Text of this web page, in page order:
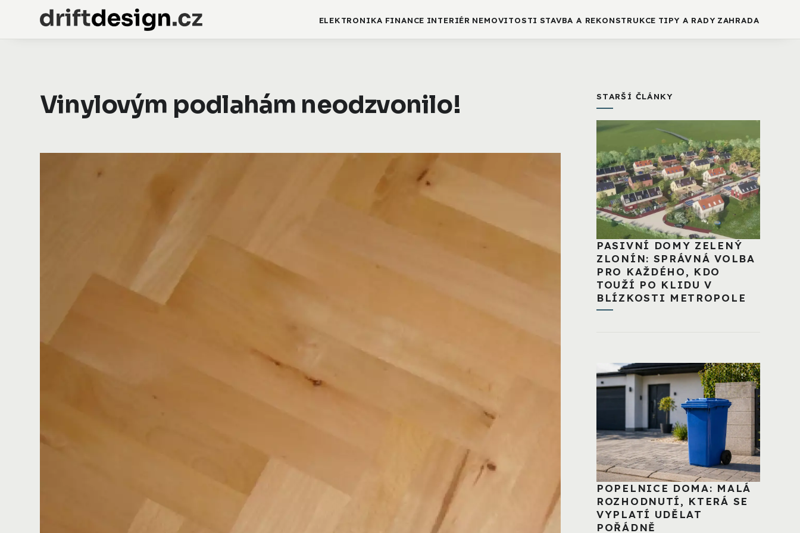
ELEKTRONIKA FINANCE INTERIÉR NEMOVITOSTI STAVBA A REKONSTRUKCE TIPY A RADY ZAHRADA
Vinylovým podlahám neodzvonilo! STARŠÍ ČLÁNKY
PASIVNÍ DOMY ZELENÝ
ZLONÍN: SPRÁVNÁ VOLBA
PRO KAŽDÉHO, KDO
TOUŽÍ PO KLIDU V
BLÍZKOSTI METROPOLE
POPELNICE DOMA: MALÁ
ROZHODNUTÍ, KTERÁ SE
VYPLATÍ UDĚLAT
POŘÁDNĚ